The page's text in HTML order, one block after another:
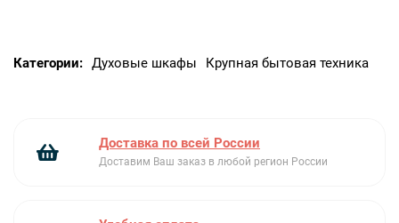
информация по приготовлению: режиму|температуре|
шкафа Вы можете выбрать желаемое блюдо|и духовка
установит параметры таймера с автоматическим
Категории: Духовые шкафы Крупная бытовая техника
Доставка по всей России
Доставим Ваш заказ в любой регион России